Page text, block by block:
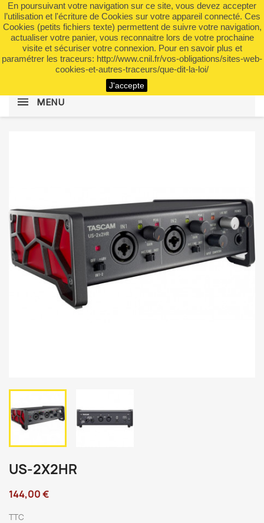
En poursuivant votre navigation sur ce site, vous devez accepter
l’utilisation et l'écriture de Cookies sur votre appareil connecté. Ces
Cookies (petits fichiers texte) permettent de suivre votre navigation,
actualiser votre panier, vous reconnaitre lors de votre prochaine
visite et sécuriser votre connexion. Pour en savoir plus et
paramétrer les traceurs: http://www.cnil.fr/vos-obligations/sites-web-
cookies-et-autres-traceurs/que-dit-la-loi/
J'accepte
 shopping_cart (0)

search
MENU
US-2X2HR
144,00 €
TTC